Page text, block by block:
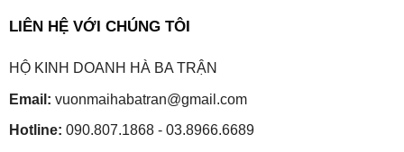
embedgooglemap.net
LIÊN HỆ VỚI CHÚNG TÔI
HỘ KINH DOANH HÀ BA TRẬN
Email: vuonmaihabatran@gmail.com
Hotline: 090.807.1868 - 03.8966.6689